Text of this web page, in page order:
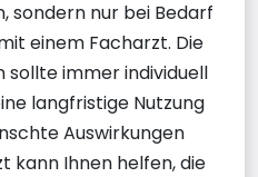
sondern nur bei Bedarf
einem Facharzt. Die
sollte immer individuell
langfristige Nutzung
Auswirkungen
kann Ihnen helfen, die